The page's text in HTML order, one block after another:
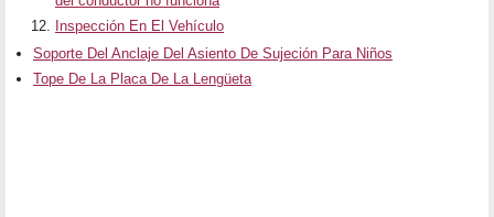
Inspección En El Vehículo
Soporte Del Anclaje Del Asiento De Sujeción Para Niños
Tope De La Placa De La Lengüeta